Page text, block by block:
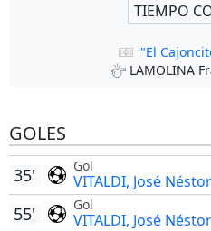
TIEMPO
"El
LAMOLINA
GOLES
Gol
VITALDI, José Néstor
35'
Gol
VITALDI, José Néstor
55'